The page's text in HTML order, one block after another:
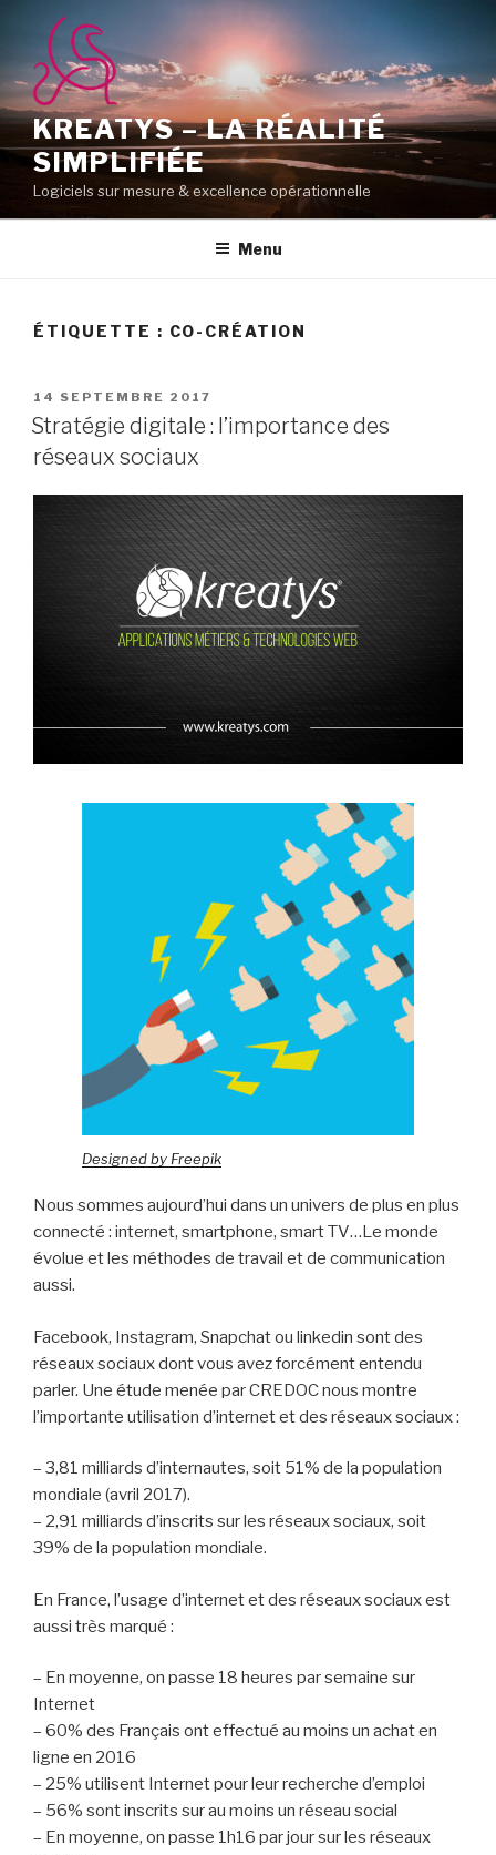
contenu
principal
KREATYS – LA RÉALITÉ
SIMPLIFIÉE
Logiciels sur mesure & excellence opérationnelle
Menu
ÉTIQUETTE : CO-CRÉATION
PUBLIÉ
LE
14 SEPTEMBRE 2017
Stratégie digitale : l’importance des
réseaux sociaux
Designed by Freepik
Nous sommes aujourd’hui dans un univers de plus en plus
connecté : internet, smartphone, smart TV…Le monde
évolue et les méthodes de travail et de communication
aussi.
Facebook, Instagram, Snapchat ou linkedin sont des
réseaux sociaux dont vous avez forcément entendu
parler. Une étude menée par CREDOC nous montre
l’importante utilisation d’internet et des réseaux sociaux :
– 3,81 milliards d’internautes, soit 51% de la population
mondiale (avril 2017).
– 2,91 milliards d’inscrits sur les réseaux sociaux, soit
39% de la population mondiale.
En France, l’usage d’internet et des réseaux sociaux est
aussi très marqué :
– En moyenne, on passe 18 heures par semaine sur
Internet
– 60% des Français ont effectué au moins un achat en
ligne en 2016
– 25% utilisent Internet pour leur recherche d’emploi
– 56% sont inscrits sur au moins un réseau social
– En moyenne, on passe 1h16 par jour sur les réseaux